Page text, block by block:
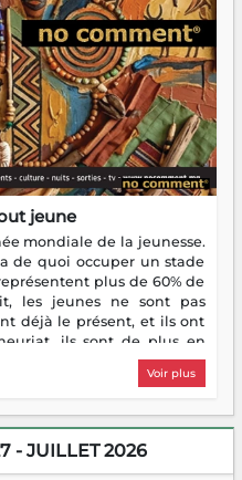
jeune
mondiale de la jeunesse.
de quoi occuper un stade
plus de 60% de
les jeunes ne sont pas
déjà le présent, et ils ont
ils sont de plus en
créer, à risquer — souvent
mais toujours avec cette
les nouvelles sont
vient de décrocher le
Miangaly Elia rafle le Prix
Voir plus
- JUILLET 2026